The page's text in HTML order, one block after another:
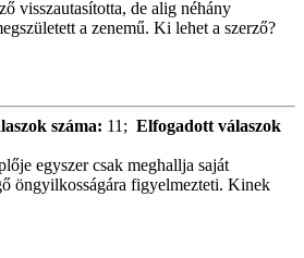
visszautasította, de alig néhány
a zenemű. Ki lehet a szerző?
száma: 11; Elfogadott válaszok
egyszer csak meghallja saját
öngyilkosságára figyelmezteti. Kinek